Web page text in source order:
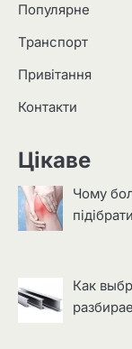
Популярне
Транспорт
Привітання
Контакти
Цікаве
Чому
Как